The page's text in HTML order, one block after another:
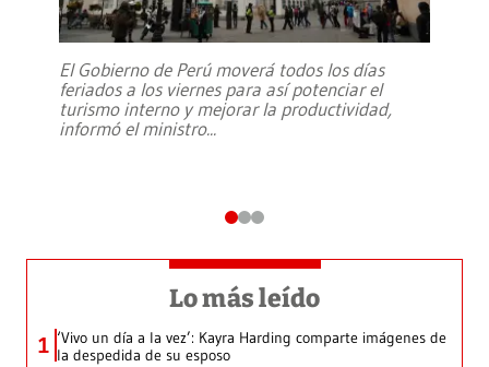
El Gobierno de Perú moverá todos los días
feriados a los viernes para así potenciar el
turismo interno y mejorar la productividad,
informó el ministro...
Lo más leído
1 ‘Vivo un día a la vez’: Kayra Harding comparte imágenes de
la despedida de su esposo